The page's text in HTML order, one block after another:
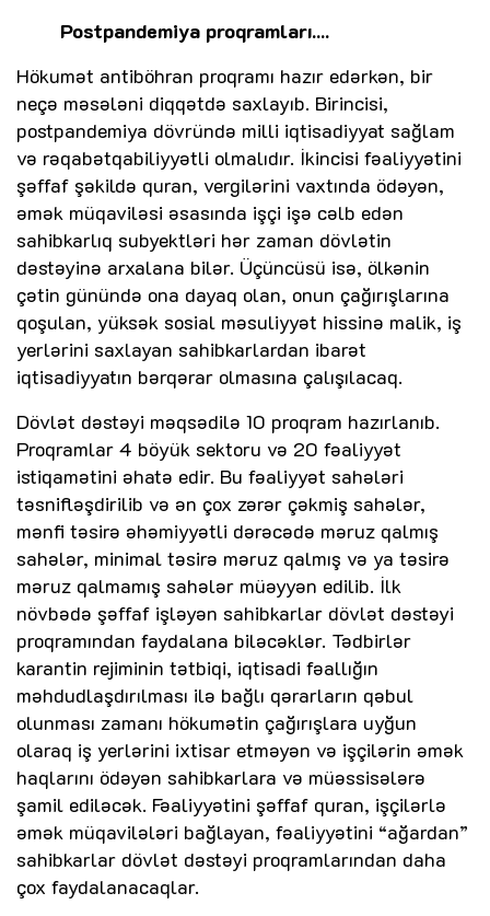
Postpandemiya proqramları....
Hökumət antiböhran proqramı hazır edərkən, bir
neçə məsələni diqqətdə saxlayıb. Birincisi,
postpandemiya dövründə milli iqtisadiyyat sağlam
və rəqabətqabiliyyətli olmalıdır. İkincisi fəaliyyətini
şəffaf şəkildə quran, vergilərini vaxtında ödəyən,
əmək müqaviləsi əsasında işçi işə cəlb edən
sahibkarlıq subyektləri hər zaman dövlətin
dəstəyinə arxalana bilər. Üçüncüsü isə, ölkənin
çətin günündə ona dayaq olan, onun çağırışlarına
qoşulan, yüksək sosial məsuliyyət hissinə malik, iş
yerlərini saxlayan sahibkarlardan ibarət
iqtisadiyyatın bərqərar olmasına çalışılacaq.
Dövlət dəstəyi məqsədilə 10 proqram hazırlanıb.
Proqramlar 4 böyük sektoru və 20 fəaliyyət
istiqamətini əhatə edir. Bu fəaliyyət sahələri
təsnifləşdirilib və ən çox zərər çəkmiş sahələr,
mənfi təsirə əhəmiyyətli dərəcədə məruz qalmış
sahələr, minimal təsirə məruz qalmış və ya təsirə
məruz qalmamış sahələr müəyyən edilib. İlk
növbədə şəffaf işləyən sahibkarlar dövlət dəstəyi
proqramından faydalana biləcəklər. Tədbirlər
karantin rejiminin tətbiqi, iqtisadi fəallığın
məhdudlaşdırılması ilə bağlı qərarların qəbul
olunması zamanı hökumətin çağırışlara uyğun
olaraq iş yerlərini ixtisar etməyən və işçilərin əmək
haqlarını ödəyən sahibkarlara və müəssisələrə
şamil ediləcək. Fəaliyyətini şəffaf quran, işçilərlə
əmək müqavilələri bağlayan, fəaliyyətini “ağardan”
sahibkarlar dövlət dəstəyi proqramlarından daha
çox faydalanacaqlar.